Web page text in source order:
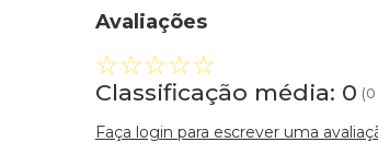
Avaliações
☆☆☆☆☆
Classificação média: 0 (0
Faça login para escrever uma